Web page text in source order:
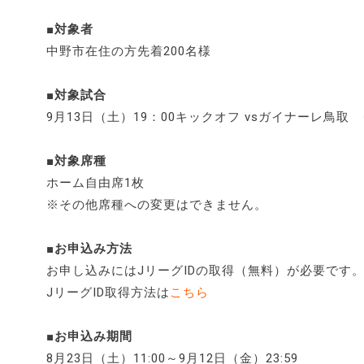
■対象者
中野市在住の方先着200名様
■対象試合
9月13日（土）19：00キックオフ vsガイナーレ鳥取
■対象席種
ホーム自由席1枚
※その他席種への変更はできません。
■お申込み方法
お申し込みにはJリーグIDの取得（無料）が必要です。
JリーグID取得方法は こちら
■お申込み期間
8月23日（土）11:00～9月12日（金）23:59